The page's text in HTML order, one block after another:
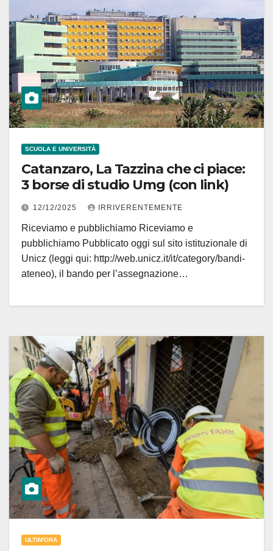
SCUOLA E UNIVERSITÀ
Catanzaro, La Tazzina che ci piace:
3 borse di studio Umg (con link)
12/12/2025 IRRIVERENTEMENTE
Riceviamo e pubblichiamo Riceviamo e
pubblichiamo Pubblicato oggi sul sito istituzionale di
Unicz (leggi qui: http://web.unicz.it/it/category/bandi-
ateneo), il bando per l’assegnazione…
ULTIM'ORA